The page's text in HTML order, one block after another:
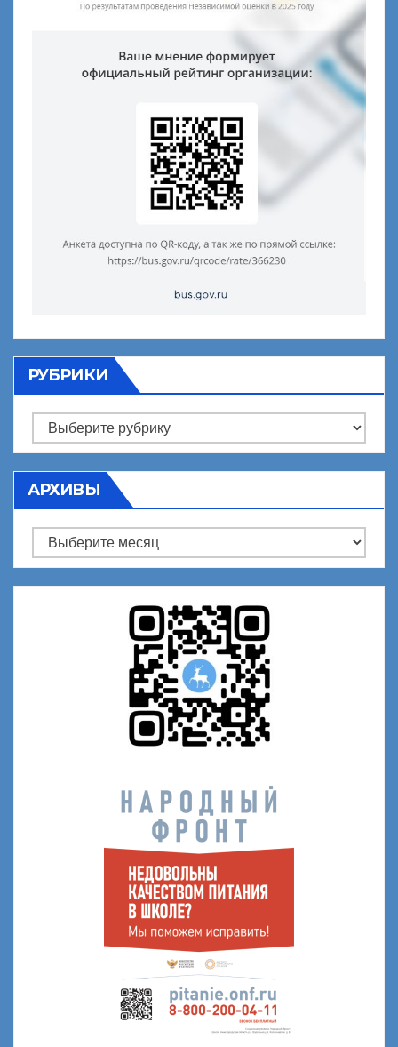
РУБРИКИ
Рубрики
АРХИВЫ
Архивы